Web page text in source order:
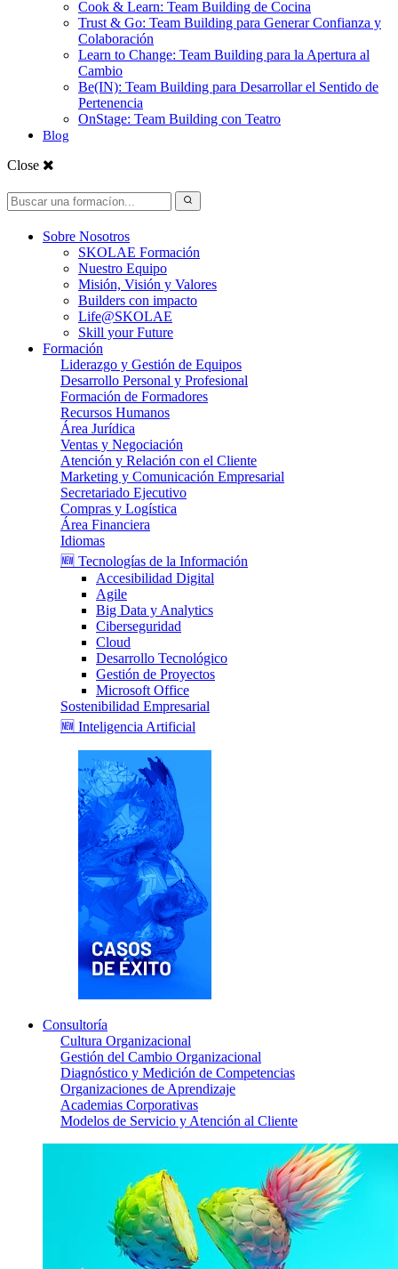
Cook & Learn: Team Building de Cocina
Trust & Go: Team Building para Generar Confianza y
Colaboración
Learn to Change: Team Building para la Apertura al
Cambio
Be(IN): Team Building para Desarrollar el Sentido de
Pertenencia
OnStage: Team Building con Teatro
Blog
Close
Sobre Nosotros
SKOLAE Formación
Nuestro Equipo
Misión, Visión y Valores
Builders con impacto
Life@SKOLAE
Skill your Future
Formación
Liderazgo y Gestión de Equipos
Desarrollo Personal y Profesional
Formación de Formadores
Recursos Humanos
Área Jurídica
Ventas y Negociación
Atención y Relación con el Cliente
Marketing y Comunicación Empresarial
Secretariado Ejecutivo
Compras y Logística
Área Financiera
Idiomas
🆕 Tecnologías de la Información
Accesibilidad Digital
Agile
Big Data y Analytics
Ciberseguridad
Cloud
Desarrollo Tecnológico
Gestión de Proyectos
Microsoft Office
Sostenibilidad Empresarial
🆕 Inteligencia Artificial
Consultoría
Cultura Organizacional
Gestión del Cambio Organizacional
Diagnóstico y Medición de Competencias
Organizaciones de Aprendizaje
Academias Corporativas
Modelos de Servicio y Atención al Cliente